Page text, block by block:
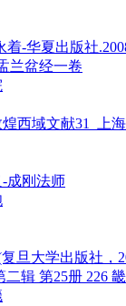
着-华夏出版社
兰盆经一卷
西域文献31_上
成刚法师
旦大学出版社，
辑 第25册 226